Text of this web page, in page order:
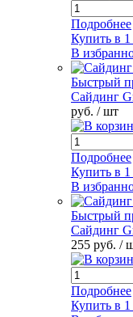
Подробнее
Купить в
В
Быстрый
Сайдинг
руб. / шт
Подробнее
Купить в
В
Быстрый
Сайдинг
255 руб. /
Подробнее
Купить в